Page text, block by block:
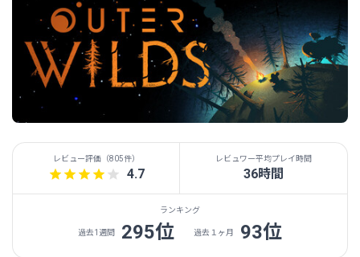
レビュー評価（805件）
4.7
レビュワー平均プレイ時間
36時間
ランキング
過去1週間 295位 過去１ヶ月 93位